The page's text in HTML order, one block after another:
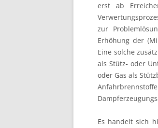
erst ab
zur
Erhöhung der
Eine solche
als Stütz- oder
oder Gas als
Es handelt sich